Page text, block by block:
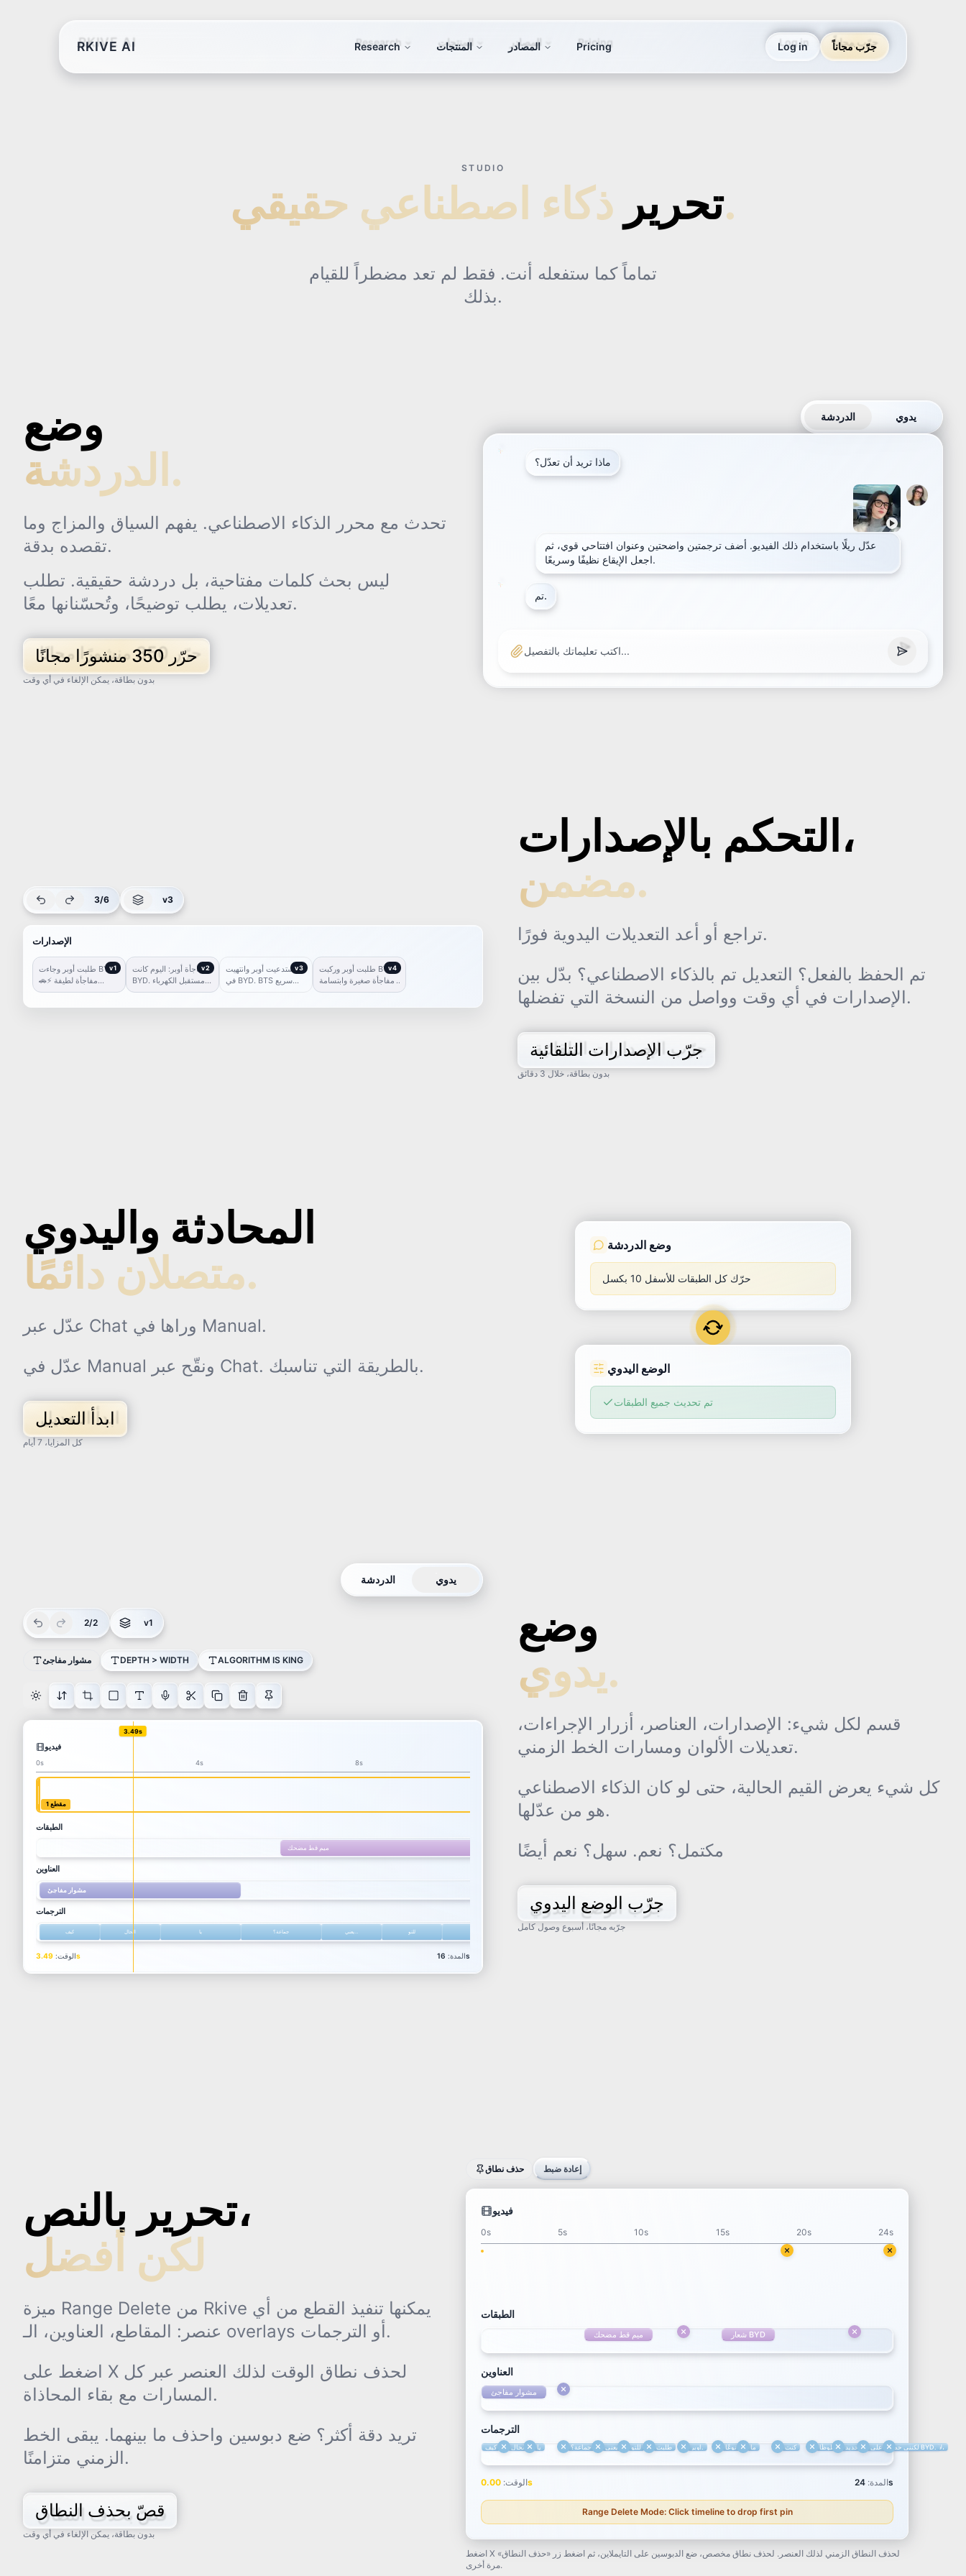
RKIVE AI Research المنتجات المصادر Pricing Log in جرّب مجاناً
STUDIO
تحريرذكاء اصطناعي حقيقي.
تماماً كما ستفعله أنت. فقط لم تعد مضطراً للقيام
بذلك.
وضع
الدردشة.
تحدث مع محرر الذكاء الاصطناعي. يفهم السياق والمزاج وما
تقصده بدقة.
ليس بحث كلمات مفتاحية، بل دردشة حقيقية. تطلب
تعديلات، يطلب توضيحًا، وتُحسّنانها معًا.
حرّر 350 منشورًا مجانًا
بدون بطاقة، يمكن الإلغاء في أي وقت
الدردشة يدوي
ماذا تريد أن تعدّل؟
عدّل ريلًا باستخدام ذلك الفيديو. أضف ترجمتين واضحتين وعنوان افتتاحي قوي، ثم
اجعل الإيقاع نظيفًا وسريعًا.
تم.
اكتب تعليماتك بالتفصيل...
التحكم بالإصدارات،
مضمن.
تراجع أو أعد التعديلات اليدوية فورًا.
تم الحفظ بالفعل؟ التعديل تم بالذكاء الاصطناعي؟ بدّل بين
الإصدارات في أي وقت وواصل من النسخة التي تفضلها.
جرّب الإصدارات التلقائية
بدون بطاقة، خلال 3 دقائق
3/6 v3
الإصدارات
v1 مشوار مفاجئ
طلبت أوبر وجاءت BYD.
🚗⚡ مفاجأة لطيفة
بصراحة.
v2 مفاجأة أوبر
مفاجأة أوبر: اليوم كانت
BYD. مستقبل الكهرباء
وصل.
v3 مشوار BYD
استدعيت أوبر وانتهيت
في BYD. BTS سريع
v4 أوبر مفاجئ
طلبت أوبر وركبت BYD.
مفاجأة صغيرة وابتسامة
كبيرة.
المحادثة واليدوي
متصلان دائمًا.
عدّل عبر Chat وراها في Manual.
عدّل في Manual ونقّح عبر Chat. بالطريقة التي تناسبك.
ابدأ التعديل
كل المزايا، 7 أيام
وضع الدردشة
حرّك كل الطبقات للأسفل 10 بكسل
الوضع اليدوي
تم تحديث جميع الطبقات
وضع
يدوي.
قسم لكل شيء: الإصدارات، العناصر، أزرار الإجراءات،
تعديلات الألوان ومسارات الخط الزمني.
كل شيء يعرض القيم الحالية، حتى لو كان الذكاء الاصطناعي
هو من عدّلها.
مكتمل؟ نعم. سهل؟ نعم أيضًا
جرّب الوضع اليدوي
جرّبه مجانًا، أسبوع وصول كامل
الدردشة يدوي
2/2 v1
مشوار مفاجئ DEPTH > WIDTH ALGORITHM IS KING
3.49
مقطع 1
الطبقات
ميم قط مضحك
العناوين
الترجمات
الوقت :
3.49 s المدة
تحرير بالنص،
لكن أفضل
ميزة Range Delete من Rkive يمكنها تنفيذ القطع من أي
عنصر: المقاطع، العناوين، الـ overlays أو الترجمات.
اضغط على X لحذف نطاق الوقت لذلك العنصر عبر كل
المسارات مع بقاء المحاذاة.
تريد دقة أكثر؟ ضع دبوسين واحذف ما بينهما. يبقى الخط
الزمني متزامنًا.
قصّ بحذف النطاق
بدون بطاقة، يمكن الإلغاء في أي وقت
حذف نطاق إعادة ضبط
فيديو
0s 5s 10s 15s 20s 24s
1
الطبقات
ميم قط مضحك شعار BYD
العناوين
مشوار مفاجئ
الترجمات
كيف الحال يا جماعة؟ يعني… للتو طلبت أوبر. نوعًا ما كنت محظوظًا لأنني لم أطلب هذه السيارة بالتحديد، لكنني حصلت على BYD.
الوقت:
0.00 s المدة:
24 s
Range Delete Mode: Click timeline to drop first pin
اضغط X لحذف النطاق الزمني لذلك العنصر. لحذف نطاق مخصص، ضع الدبوسين على التايملاين، ثم اضغط زر «حذف النطاق»
مرة أخرى.